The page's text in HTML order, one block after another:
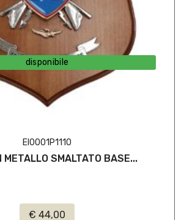
disponibile
EI0001P1110
METALLO SMALTATO BASE...
€ 44,00